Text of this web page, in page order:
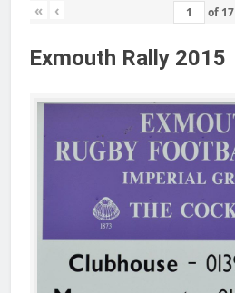
« ‹ of 17
Exmouth Rally 2015